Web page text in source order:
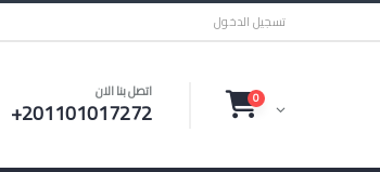
تسجيل الدخول
اتصل بنا الان
+201101017272 0